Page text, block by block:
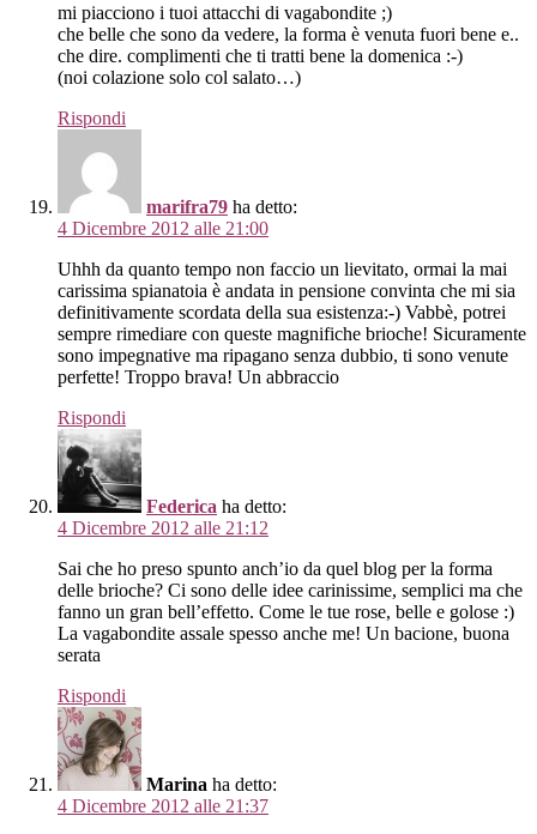
mi piacciono i tuoi attacchi di vagabondite ;)
che belle che sono da vedere, la forma è venuta fuori bene e..
che dire. complimenti che ti tratti bene la domenica :-)
(noi colazione solo col salato…)
Rispondi
marifra79 ha detto:
4 Dicembre 2012 alle 21:00
Uhhh da quanto tempo non faccio un lievitato, ormai la mai
carissima spianatoia è andata in pensione convinta che mi sia
definitivamente scordata della sua esistenza:-) Vabbè, potrei
sempre rimediare con queste magnifiche brioche! Sicuramente
sono impegnative ma ripagano senza dubbio, ti sono venute
perfette! Troppo brava! Un abbraccio
Rispondi
Federica ha detto:
4 Dicembre 2012 alle 21:12
Sai che ho preso spunto anch’io da quel blog per la forma
delle brioche? Ci sono delle idee carinissime, semplici ma che
fanno un gran bell’effetto. Come le tue rose, belle e golose :)
La vagabondite assale spesso anche me! Un bacione, buona
serata
Rispondi
Marina ha detto:
4 Dicembre 2012 alle 21:37